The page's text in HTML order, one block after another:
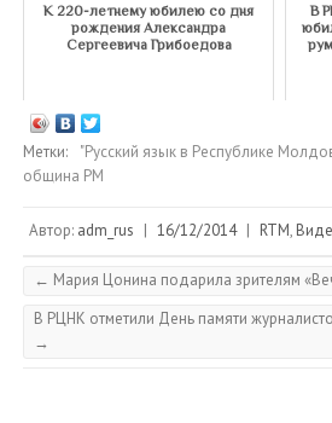
К 220-летнему юбилею со дня
рождения Александра
Сергеевича Грибоедова
В
Метки: "Русский язык в Республике
община РМ
Автор: adm_rus | 16/12/2014 | RTM,
← Мария Цонина подарила зрителям
В РЦНК отметили День памяти
→